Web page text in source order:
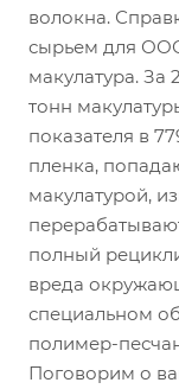
волокна.
сырьем для
макулатура. За
тонн
показателя в
пленка,
макулатурой,
полный
вреда
специальном
полимер-
Поговорим о